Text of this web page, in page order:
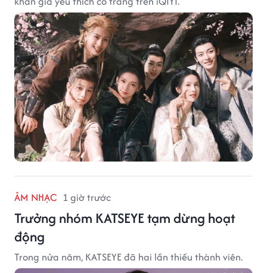
ÂM NHẠC 1 giờ trước
Trưởng nhóm KATSEYE tạm dừng hoạt
động
Trong nửa năm, KATSEYE đã hai lần thiếu thành viên.